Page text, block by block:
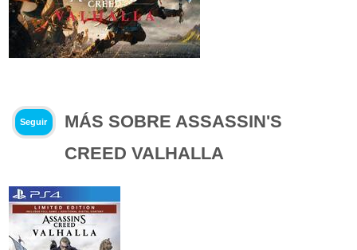
Seguir
MÁS SOBRE ASSASSIN'S
CREED VALHALLA